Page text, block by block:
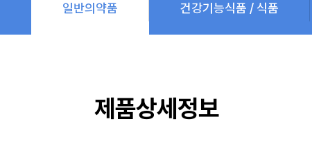
일반의약품 건강기능식품 / 식품
제품상세정보